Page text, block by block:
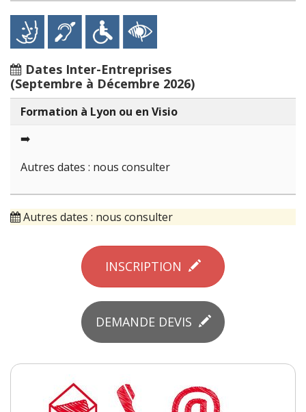
Dates Inter-Entreprises
(Septembre à Décembre 2026)
Formation à Lyon ou en Visio
➡️
Autres dates : nous consulter
Autres dates : nous consulter
INSCRIPTION
DEMANDE DEVIS